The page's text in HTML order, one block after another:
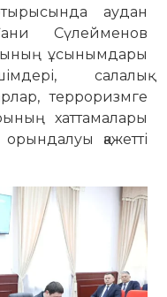
аудан
Сүлейменов
ұсынымдары
салалық
терроризмге
хаттамалары
қажетті